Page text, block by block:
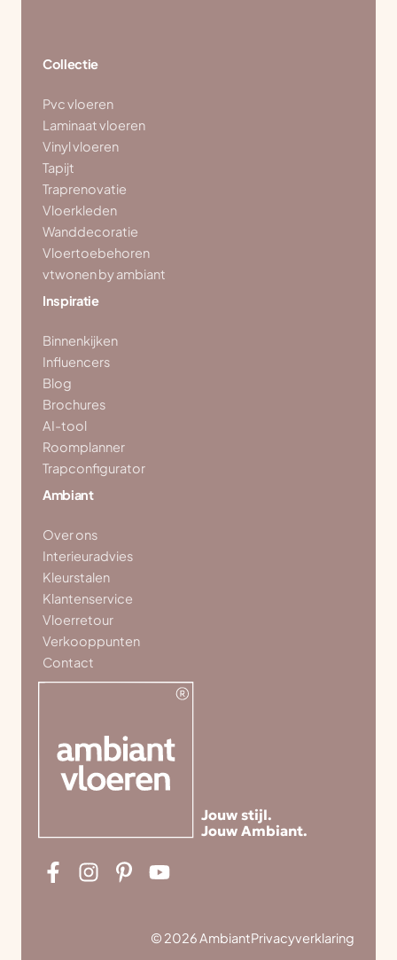
Collectie
Pvc vloeren
Laminaat vloeren
Vinyl vloeren
Tapijt
Traprenovatie
Vloerkleden
Wanddecoratie
Vloertoebehoren
vtwonen by ambiant
Inspiratie
Binnenkijken
Influencers
Blog
Brochures
AI-tool
Roomplanner
Trapconfigurator
Ambiant
Over ons
Interieuradvies
Kleurstalen
Klantenservice
Vloerretour
Verkooppunten
Contact
Jouw stijl.
Jouw Ambiant.
© 2026 AmbiantPrivacyverklaring